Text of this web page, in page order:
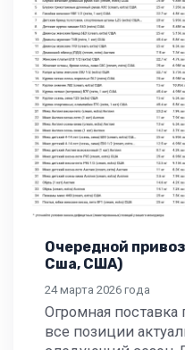
Очередной
Сша, США)
24 марта 2026 года
Огромная
все позиции